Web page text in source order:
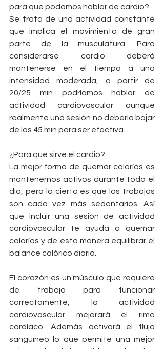
para que podamos hablar de cardio?
Se trata de una actividad constante
que implica el movimiento de gran
parte de la musculatura. Para
considerarse cardio deberá
mantenerse en el tiempo a una
intensidad moderada, a partir de
20/25 min podríamos hablar de
actividad cardiovascular aunque
realmente una sesión no debería bajar
de los 45 min para ser efectiva.
¿Para qué sirve el cardio?
La mejor forma de quemar calorías es
mantenernos activos durante todo el
día, pero lo cierto es que los trabajos
son cada vez más sedentarios. Así
que incluir una sesión de actividad
cardiovascular te ayuda a quemar
calorías y de esta manera equilibrar el
balance calórico diario.
El corazón es un músculo que requiere
de trabajo para funcionar
correctamente, la actividad
cardiovascular mejorará el rimo
cardíaco. Además activará el flujo
sanguíneo lo que permite una mejor